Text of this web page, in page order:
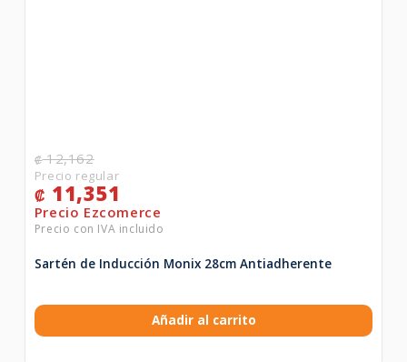
₡12,162
₡ 11,351
Sartén de Inducción Monix 28cm Antiadherente
Añadir al carrito